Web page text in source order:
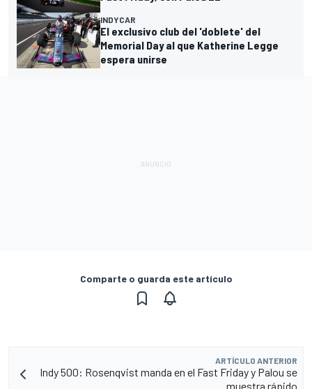
INDYCAR
El exclusivo club del 'doblete' del
Memorial Day al que Katherine Legge
espera unirse
Comparte o guarda este artículo
ARTÍCULO ANTERIOR
Indy 500: Rosenqvist manda en el Fast Friday y Palou se
muestra rápido